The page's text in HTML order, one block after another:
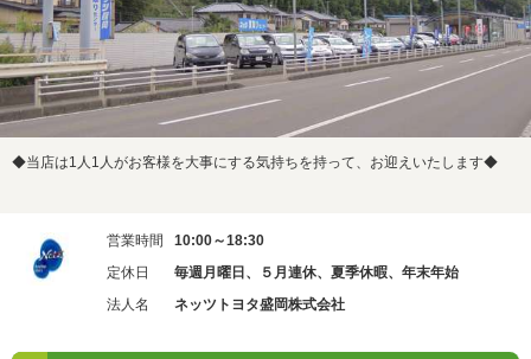
◆当店は1人1人がお客様を大事にする気持ちを持って、お迎えいたします◆
営業時間
10:00～18:30
定休日
毎週月曜日、５月連休、夏季休暇、年末年始
法人名
ネッツトヨタ盛岡株式会社